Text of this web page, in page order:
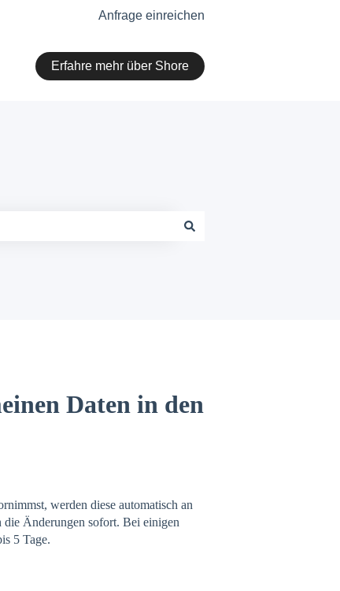
Anfrage einreichen
Erfahre mehr über Shore
Daten in den
werden diese automatisch an
die Änderungen sofort. Bei einigen
5 Tage.